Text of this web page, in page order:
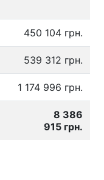
450 104 грн.
539 312 грн.
1 174 996 грн.
8 386
915 грн.